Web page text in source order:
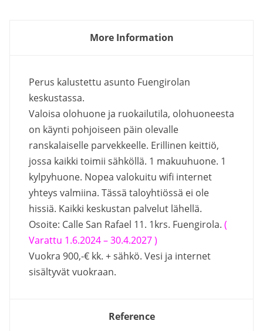
More Information
Perus kalustettu asunto Fuengirolan
keskustassa.
Valoisa olohuone ja ruokailutila, olohuoneesta
on käynti pohjoiseen päin olevalle
ranskalaiselle parvekkeelle. Erillinen keittiö,
jossa kaikki toimii sähköllä. 1 makuuhuone. 1
kylpyhuone. Nopea valokuitu wifi internet
yhteys valmiina. Tässä taloyhtiössä ei ole
hissiä. Kaikki keskustan palvelut lähellä.
Osoite: Calle San Rafael 11. 1krs. Fuengirola. (
Varattu 1.6.2024 – 30.4.2027 )
Vuokra 900,-€ kk. + sähkö. Vesi ja internet
sisältyvät vuokraan.
Reference